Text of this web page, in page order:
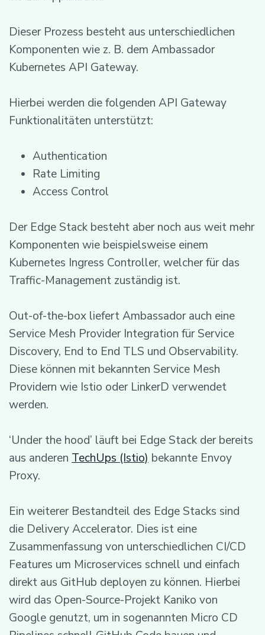
Dieser Prozess besteht aus unterschiedlichen
Komponenten wie z. B. dem Ambassador
Kubernetes API Gateway.
Hierbei werden die folgenden API Gateway
Funktionalitäten unterstützt:
Authentication
Rate Limiting
Access Control
Der Edge Stack besteht aber noch aus weit mehr
Komponenten wie beispielsweise einem
Kubernetes Ingress Controller, welcher für das
Traffic-Management zuständig ist.
Out-of-the-box liefert Ambassador auch eine
Service Mesh Provider Integration für Service
Discovery, End to End TLS und Observability.
Diese können mit bekannten Service Mesh
Providern wie Istio oder LinkerD verwendet
werden.
‘Under the hood’ läuft bei Edge Stack der bereits
aus anderen TechUps (Istio) bekannte Envoy
Proxy.
Ein weiterer Bestandteil des Edge Stacks sind
die Delivery Accelerator. Dies ist eine
Zusammenfassung von unterschiedlichen CI/CD
Features um Microservices schnell und einfach
direkt aus GitHub deployen zu können. Hierbei
wird das Open-Source-Projekt Kaniko von
Google genutzt, um in sogenannten Micro CD